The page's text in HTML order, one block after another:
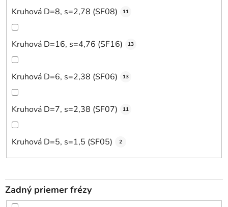
Kruhová D=8, s=2,78 (SF08) 11
Kruhová D=16, s=4,76 (SF16) 13
Kruhová D=6, s=2,38 (SF06) 13
Kruhová D=7, s=2,38 (SF07) 11
Kruhová D=5, s=1,5 (SF05) 2
Zadný priemer frézy